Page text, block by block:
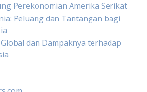
Perekonomian Amerika Serikat
Peluang dan Tantangan bagi
dan Dampaknya terhadap